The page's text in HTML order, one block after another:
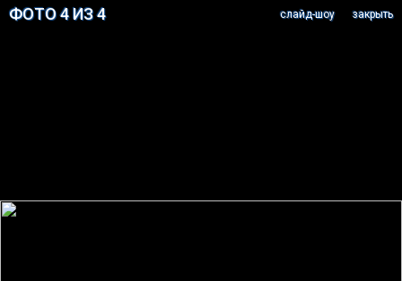
ФОТО 4 ИЗ 4 закрыть
cлайд-шоу